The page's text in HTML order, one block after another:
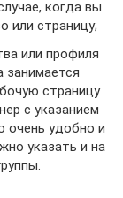
когда вы
или страницу;
или профиля
страницу
с указанием
очень удобно и
указать и на